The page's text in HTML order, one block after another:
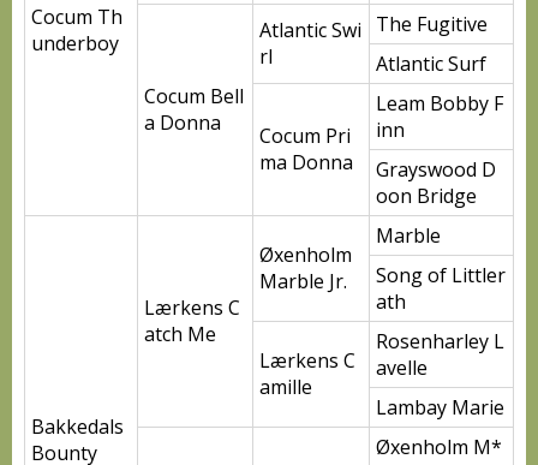
Cocum Th
underboy
Cocum Bell
a Donna
Atlantic Swi
rl
The Fugitive
Atlantic Surf
Cocum Pri
ma Donna
Leam Bobby F
inn
Grayswood D
oon Bridge
Bakkedals
Bounty
Lærkens C
atch Me
Øxenholm
Marble Jr.
Marble
Song of Littler
ath
Lærkens C
amille
Rosenharley L
avelle
Lambay Marie
Øxenholm M*